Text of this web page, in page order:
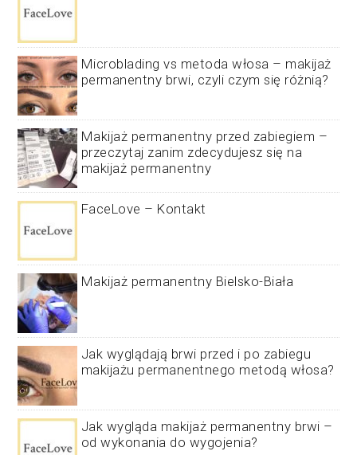
Microblading vs metoda włosa – makijaż
permanentny brwi, czyli czym się różnią?
Makijaż permanentny przed zabiegiem –
przeczytaj zanim zdecydujesz się na
makijaż permanentny
FaceLove – Kontakt
Makijaż permanentny Bielsko-Biała
Jak wyglądają brwi przed i po zabiegu
makijażu permanentnego metodą włosa?
Jak wygląda makijaż permanentny brwi –
od wykonania do wygojenia?